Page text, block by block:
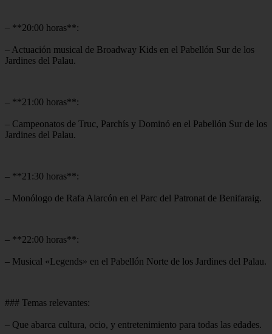
– **20:00 horas**:
– Actuación musical de Broadway Kids en el Pabellón Sur de los
Jardines del Palau.
– **21:00 horas**:
– Campeonatos de Truc, Parchís y Dominó en el Pabellón Sur de los
Jardines del Palau.
– **21:30 horas**:
– Monólogo de Rafa Alarcón en el Parc del Patronat de Benifaraig.
– **22:00 horas**:
– Musical «Legends» en el Pabellón Norte de los Jardines del Palau.
### Temas relevantes:
– Que abarca cultura, ocio, y entretenimiento para todas las edades.